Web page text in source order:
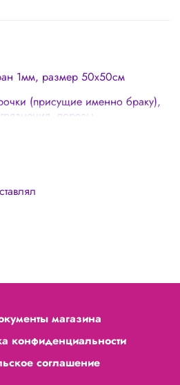
1мм, размер 50х50см
(присущие именно браку),
порезы
магазина
конфиденциальности
соглашение